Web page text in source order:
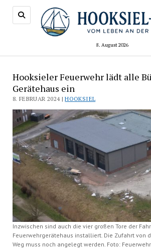
8. August 2026
Hooksieler Feuerwehr lädt alle
Gerätehaus ein
8. FEBRUAR 2024 |HOOKSIEL
Inzwischen sind auch die vier großen Tore der
Feuerwehrgerätehaus installiert. Die Zufahrt von
Weg muss noch angelegt werden. Foto: Feuerwehr